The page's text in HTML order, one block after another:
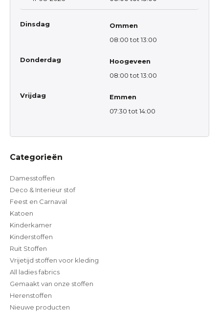
Dinsdag
Ommen
08:00 tot 13:00
Donderdag
Hoogeveen
08:00 tot 13:00
Vrijdag
Emmen
07:30 tot 14:00
Categorieën
Damesstoffen
Deco & Interieur stof
Feest en Carnaval
Katoen
Kinderkamer
Kinderstoffen
Ruit Stoffen
Vrijetijd stoffen voor kleding
All ladies fabrics
Gemaakt van onze stoffen
Herenstoffen
Nieuwe producten